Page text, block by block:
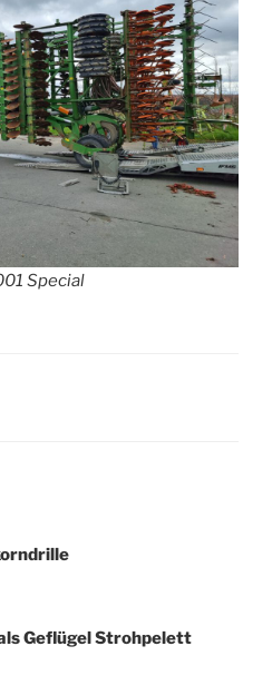
Special
Geflügel Strohpelett